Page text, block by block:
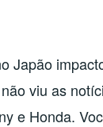
Japão
viu as
e Honda.